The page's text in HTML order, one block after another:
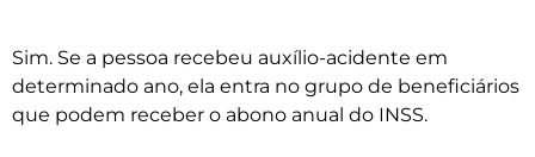
Sim. Se a pessoa recebeu auxílio-acidente em
determinado ano, ela entra no grupo de beneficiários
que podem receber o abono anual do INSS.